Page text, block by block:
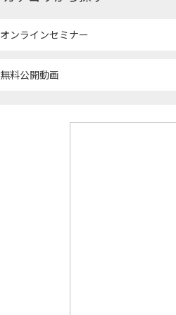
オンラインセミナー
無料公開動画